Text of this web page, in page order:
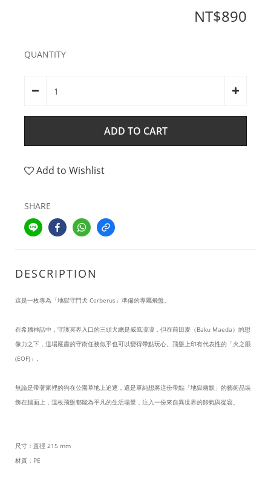
NT$890
QUANTITY
ADD TO CART
Add to Wishlist
SHARE
DESCRIPTION
這是一枚專為「地獄守門犬 Cerberus」準備的專屬飛盤。
在希臘神話中，守護冥界入口的三頭犬總是威風凜凜，但在前田麦（Baku Maeda）的想
像力之下，這場嚴肅的守衛任務似乎也可以變得帶點玩心。飛盤上印有代表性的「火之眼
(EOF)」。
無論是帶著家裡的狗在公園草地上追逐，還是單純想將這份帶點「地獄幽默」的藝術品裝
飾在牆面上，這枚飛盤都能為平凡的生活場景，注入一份來自異世界的帥氣與從容。
尺寸：直徑 215 mm
材質：PE